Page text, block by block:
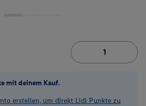
mit deinem Kauf.
erstellen, um direkt Lidl Punkte zu